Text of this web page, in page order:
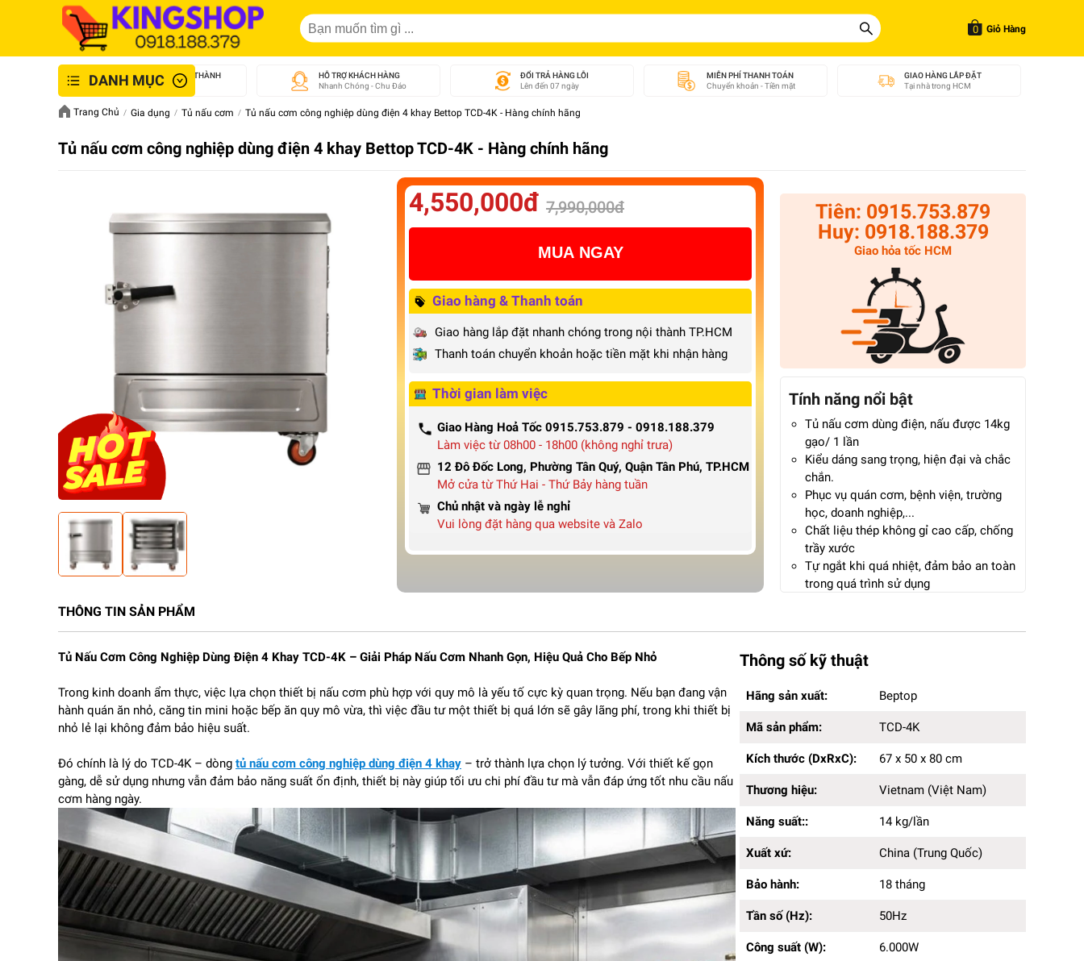
0 Giỏ Hàng
DANH MỤCGIAO NHANH NỘI THÀNH
An Toàn - Tận Tâm
HỖ TRỢ KHÁCH HÀNG
Nhanh Chóng - Chu Đáo
ĐỔI TRẢ HÀNG LỖI
Lên đến 07 ngày
MIỄN PHÍ THANH TOÁN
Chuyển khoản - Tiền mặt
GIAO HÀNG LẮP ĐẶT
Tại nhà trong HCM
Trang Chủ Gia dụng Tủ nấu cơm Tủ nấu cơm công nghiệp dùng điện 4 khay Bettop TCD-4K - Hàng chính hãng
Tủ nấu cơm công nghiệp dùng điện 4 khay Bettop TCD-4K - Hàng chính hãng
4,550,000đ 7,990,000đ
MUA NGAY
Giao hàng & Thanh toán
Giao hàng lắp đặt nhanh chóng trong nội thành TP.HCM
Thanh toán chuyển khoản hoặc tiền mặt khi nhận hàng
Thời gian làm việc
Giao Hàng Hoả Tốc 0915.753.879 - 0918.188.379
Làm việc từ 08h00 - 18h00 (không nghỉ trưa)
12 Đô Đốc Long, Phường Tân Quý, Quận Tân Phú, TP.HCM
Mở cửa từ Thứ Hai - Thứ Bảy hàng tuần
Chủ nhật và ngày lễ nghỉ
Vui lòng đặt hàng qua website và Zalo
Tiên: 0915.753.879
Huy: 0918.188.379
Giao hỏa tốc HCM
Tính năng nổi bật
Tủ nấu cơm dùng điện, nấu được 14kg
gạo/ 1 lần
Kiểu dáng sang trọng, hiện đại và chắc
chắn.
Phục vụ quán cơm, bệnh viện, trường
học, doanh nghiệp,...
Chất liệu thép không gỉ cao cấp, chống
trầy xước
Tự ngắt khi quá nhiệt, đảm bảo an toàn
trong quá trình sử dụng
Bảo hành chính hãng 18 tháng
THÔNG TIN SẢN PHẨM
Tủ Nấu Cơm Công Nghiệp Dùng Điện 4 Khay TCD-4K – Giải Pháp Nấu Cơm Nhanh Gọn, Hiệu Quả Cho Bếp Nhỏ
Trong kinh doanh ẩm thực, việc lựa chọn thiết bị nấu cơm phù hợp với quy mô là yếu tố cực kỳ quan trọng. Nếu bạn đang vận
hành quán ăn nhỏ, căng tin mini hoặc bếp ăn quy mô vừa, thì việc đầu tư một thiết bị quá lớn sẽ gây lãng phí, trong khi thiết bị
nhỏ lẻ lại không đảm bảo hiệu suất.
Đó chính là lý do TCD-4K – dòng tủ nấu cơm công nghiệp dùng điện 4 khay – trở thành lựa chọn lý tưởng. Với thiết kế gọn
gàng, dễ sử dụng nhưng vẫn đảm bảo năng suất ổn định, thiết bị này giúp tối ưu chi phí đầu tư mà vẫn đáp ứng tốt nhu cầu nấu
cơm hàng ngày.
Hãng sản xuất:Beptop
Mã sản phẩm:
Kích thước (DxRxC):
67 x 50 x 80cm
Năng suất::14 kg/lần
Bảo hành:18 tháng
Tần số (Hz):
Công suất (W):
Điện áp (V):
Bảng điều khiển:
Chất liệu sản phẩm:
Inox cao cấp
Thông số kỹ thuật
Hãng sản xuất: Beptop
Mã sản phẩm: TCD-4K
Kích thước (DxRxC): 67 x 50 x 80 cm
Thương hiệu: Vietnam (Việt Nam)
Năng suất:: 14 kg/lần
Xuất xứ: China (Trung Quốc)
Bảo hành: 18 tháng
Tần số (Hz): 50Hz
Công suất (W): 6.000W